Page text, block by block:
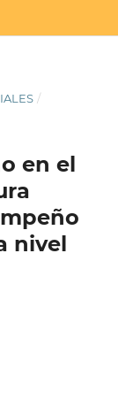
/
en el
nivel